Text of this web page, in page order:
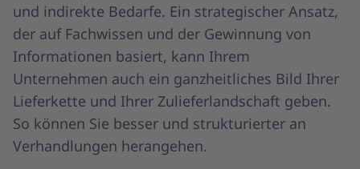
und indirekte Bedarfe. Ein strategischer Ansatz,
der auf Fachwissen und der Gewinnung von
Informationen basiert, kann Ihrem
Unternehmen auch ein ganzheitliches Bild Ihrer
Lieferkette und Ihrer Zulieferlandschaft geben.
So können Sie besser und strukturierter an
Verhandlungen herangehen.